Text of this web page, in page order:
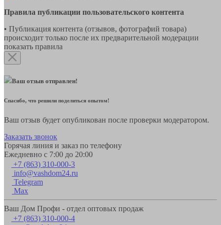
Правила публикации пользовательского контента
• Публикация контента (отзывов, фотографий товара)
происходит только после их предварительной модерации
показать правила
Ваш отзыв отправлен!
Спасибо, что решили поделиться опытом!
Ваш отзыв будет опубликован после проверки модератором.
Заказать звонок
Горячая линия и заказ по телефону
Ежедневно с 7:00 до 20:00
+7 (863) 310-000-3
info@vashdom24.ru
Telegram
Max
Ваш Дом Профи - отдел оптовых продаж
+7 (863) 310-000-4